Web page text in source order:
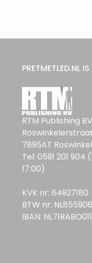
PRETMETLED.NL
RTM Publishing BV
7895AT Roswinkel
Tel: 0591 201
17:00)
KVK nr: 64927180
BTW nr:
IBAN: